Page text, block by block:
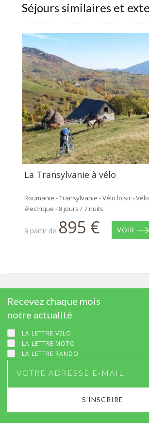
Séjours similaires et
La Transylvanie à vélo
Roumanie - Transylvanie - Vélo loisir -
électrique - 8 jours / 7 nuits
à partir de 895 € VOIR
Recevez chaque mois
notre actualité
LA LETTRE VÉLO
LA LETTRE MOTO
LA LETTRE RANDO
S'INSCRIRE